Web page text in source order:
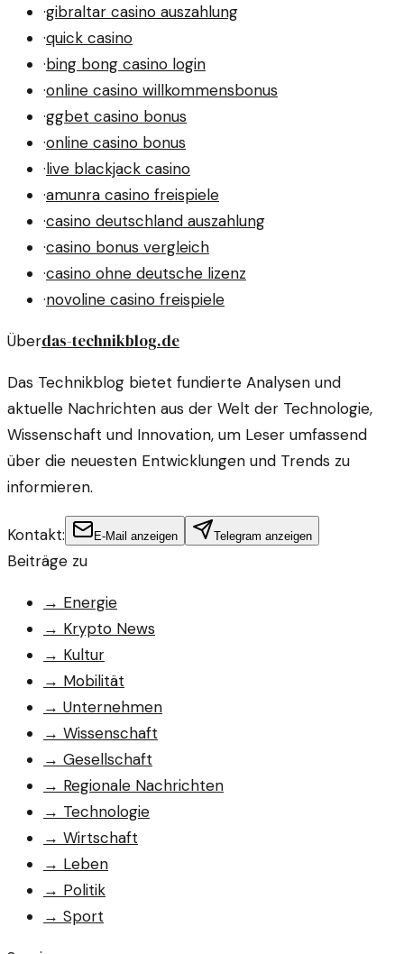
·gibraltar casino auszahlung
·quick casino
·bing bong casino login
·online casino willkommensbonus
·ggbet casino bonus
·online casino bonus
·live blackjack casino
·amunra casino freispiele
·casino deutschland auszahlung
·casino bonus vergleich
·casino ohne deutsche lizenz
·novoline casino freispiele
Überdas-technikblog.de
Das Technikblog bietet fundierte Analysen und
aktuelle Nachrichten aus der Welt der Technologie,
Wissenschaft und Innovation, um Leser umfassend
über die neuesten Entwicklungen und Trends zu
informieren.
Kontakt: E-Mail anzeigen Telegram anzeigen
Beiträge zu
→ Energie
→ Krypto News
→ Kultur
→ Mobilität
→ Unternehmen
→ Wissenschaft
→ Gesellschaft
→ Regionale Nachrichten
→ Technologie
→ Wirtschaft
→ Leben
→ Politik
→ Sport